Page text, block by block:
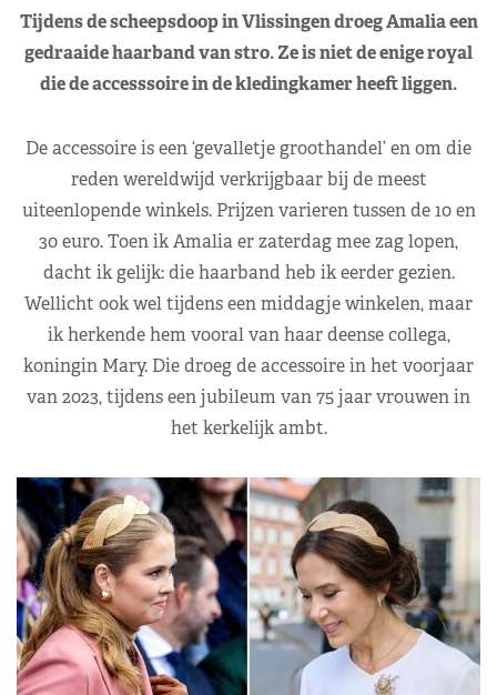
Tijdens de scheepsdoop in Vlissingen droeg Amalia een
gedraaide haarband van stro. Ze is niet de enige royal
die de accesssoire in de kledingkamer heeft liggen.
De accessoire is een ‘gevalletje groothandel’ en om die
reden wereldwijd verkrijgbaar bij de meest
uiteenlopende winkels. Prijzen varieren tussen de 10 en
30 euro. Toen ik Amalia er zaterdag mee zag lopen,
dacht ik gelijk: die haarband heb ik eerder gezien.
Wellicht ook wel tijdens een middagje winkelen, maar
ik herkende hem vooral van haar deense collega,
koningin Mary. Die droeg de accessoire in het voorjaar
van 2023, tijdens een jubileum van 75 jaar vrouwen in
het kerkelijk ambt.